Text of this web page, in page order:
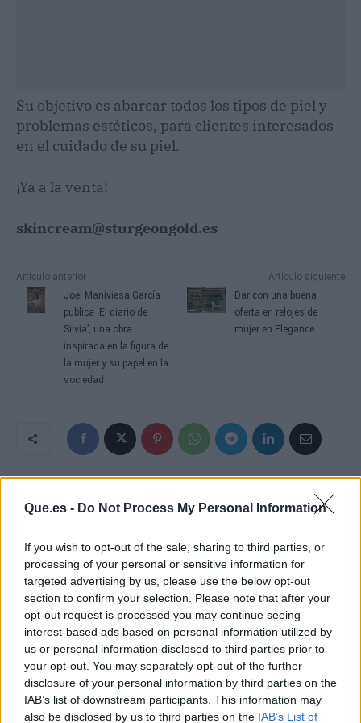
Que.es - Do Not Process My Personal Information
If you wish to opt-out of the sale, sharing to third parties, or
processing of your personal or sensitive information for
targeted advertising by us, please use the below opt-out
section to confirm your selection. Please note that after your
opt-out request is processed you may continue seeing
interest-based ads based on personal information utilized by
us or personal information disclosed to third parties prior to
your opt-out. You may separately opt-out of the further
disclosure of your personal information by third parties on the
IAB’s list of downstream participants. This information may
also be disclosed by us to third parties on the IAB’s List of
Su objetivo es abarcar todos los tipos de piel y
problemas estéticos, para clientes interesados
en el cuidado de su piel.
¡Ya a la venta!
skincream@sturgeongold.es
Artículo anterior
Joel Maniviesa García
publica ‘El diario de
Silvia’, una obra
inspirada en la figura de
la mujer y su papel en la
sociedad
Artículo siguiente
Dar con una buena
oferta en relojes de
mujer en Elegance